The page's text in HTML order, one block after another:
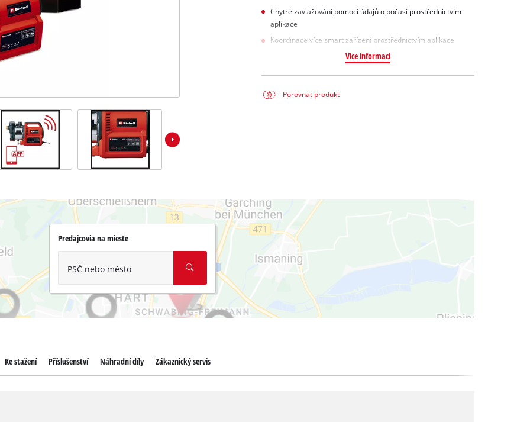
Chytré zavlažování pomocí údajů o počasí prostřednictvím
aplikace
Koordinace více smart zařízení prostřednictvím aplikace
Více informací
Porovnat produkt
Predajcovia na mieste
PSČ nebo město
Ke stažení Příslušenství Náhradní díly Zákaznický servis